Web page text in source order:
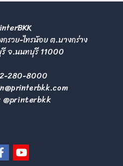
วย-ไทรน้อย ต.บางกร่าง
จ.นนทบุรี 11000
280-8000
@printerbkk